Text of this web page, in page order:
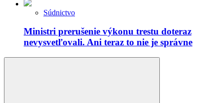
Súdnictvo
Ministri prerušenie výkonu trestu doteraz
nevysvetľovali. Ani teraz to nie je správne